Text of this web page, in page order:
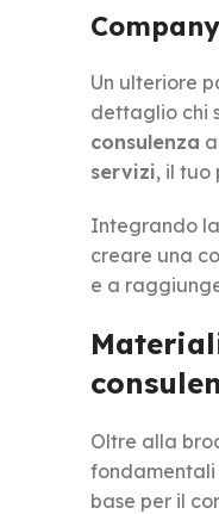
Un ulteriore
dettaglio chi
consulenza
servizi, il tuo
Integrando
creare una
e a
Oltre alla
fondamentali
base per il